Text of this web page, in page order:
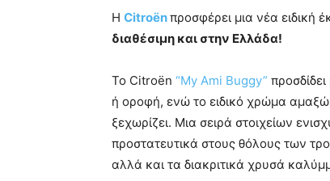
Η Citroënπροσφέρει μια νέα ειδική
διαθέσιμη και στην Ελλάδα!
Το Citroën “My Ami Buggy”
ή οροφή, ενώ το ειδικό χρώμα
ξεχωρίζει. Μια σειρά στοιχείων
προστατευτικά στους θόλους των
αλλά και τα διακριτικά χρυσά